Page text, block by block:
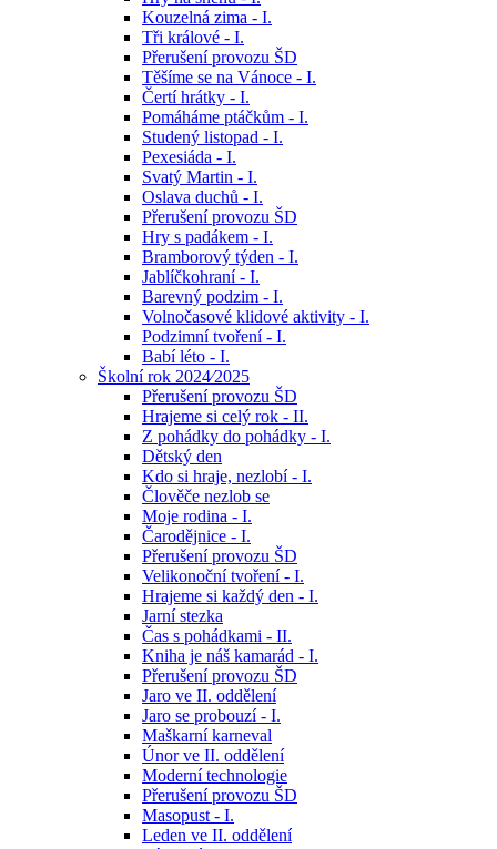
Kouzelná zima - I.
Tři králové - I.
Přerušení provozu ŠD
Těšíme se na Vánoce - I.
Čertí hrátky - I.
Pomáháme ptáčkům - I.
Studený listopad - I.
Pexesiáda - I.
Svatý Martin - I.
Oslava duchů - I.
Přerušení provozu ŠD
Hry s padákem - I.
Bramborový týden - I.
Jablíčkohraní - I.
Barevný podzim - I.
Volnočasové klidové aktivity - I.
Podzimní tvoření - I.
Babí léto - I.
Školní rok 2024⁄2025
Přerušení provozu ŠD
Hrajeme si celý rok - II.
Z pohádky do pohádky - I.
Dětský den
Kdo si hraje, nezlobí - I.
Člověče nezlob se
Moje rodina - I.
Čarodějnice - I.
Přerušení provozu ŠD
Velikonoční tvoření - I.
Hrajeme si každý den - I.
Jarní stezka
Čas s pohádkami - II.
Kniha je náš kamarád - I.
Přerušení provozu ŠD
Jaro ve II. oddělení
Jaro se probouzí - I.
Maškarní karneval
Únor ve II. oddělení
Moderní technologie
Přerušení provozu ŠD
Masopust - I.
Leden ve II. oddělení